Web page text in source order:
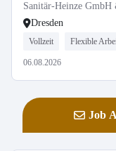
Sanitär-Heinze
Dresden
Vollzeit Flexible
06.08.2026
Job